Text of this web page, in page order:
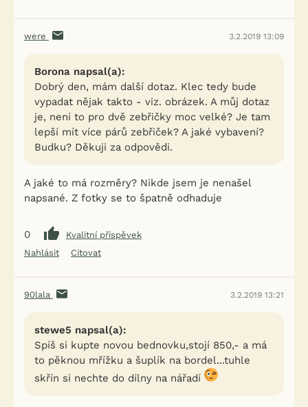
were 3.2.2019 13:09
Borona napsal(a):
Dobrý den, mám další dotaz. Klec tedy bude
vypadat nějak takto - viz. obrázek. A můj dotaz
je, není to pro dvě zebřičky moc velké? Je tam
lepší mít více párů zebřiček? A jaké vybavení?
Budku? Děkuji za odpovědi.
A jaké to má rozměry? Nikde jsem je nenašel
napsané. Z fotky se to špatně odhaduje
0
Kvalitní příspěvek
Nahlásit
Citovat
90lala 3.2.2019 13:21
stewe5 napsal(a):
Spíš si kupte novou bednovku,stojí 850,- a má
to pěknou mřížku a šuplík na bordel...tuhle
skřín si nechte do dílny na nářadí